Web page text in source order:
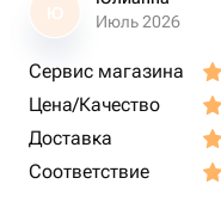
Ю
Июль 2026
Сервис магазина
Цена/Качество
Доставка
Соответствие